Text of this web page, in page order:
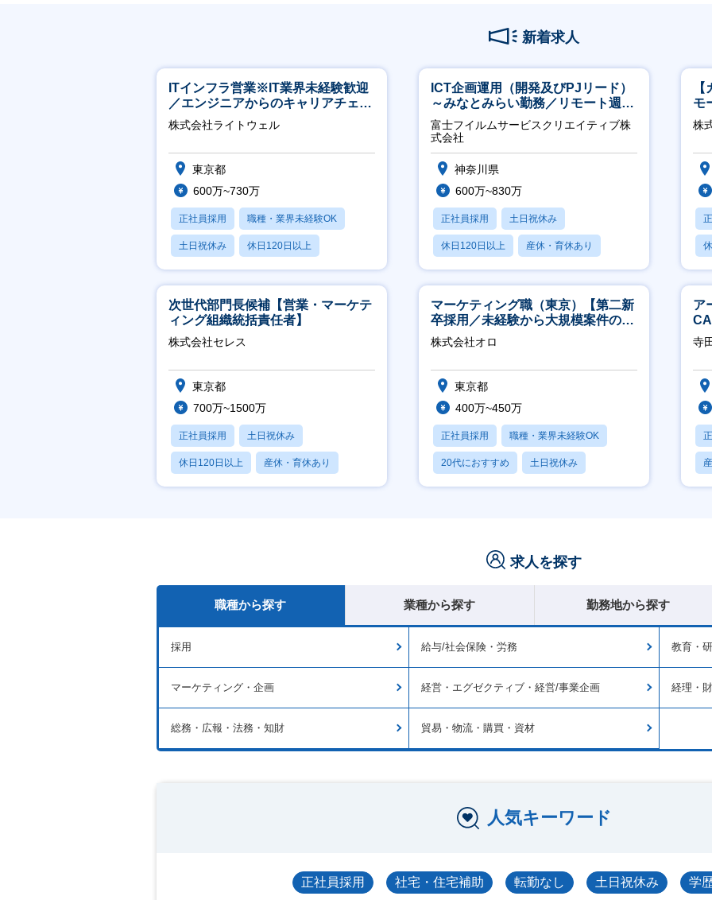
新着求人
ITインフラ営業※IT業界未経験歓迎
／エンジニアからのキャリアチェン
ジ可※【週3～4日リモート可能】
株式会社ライトウェル
東京都
600万~730万
正社員採用 職種・業界未経験OK
土日祝休み 休日120日以上
月残業20時間以内
ICT企画運用（開発及びPJリード）
～みなとみらい勤務／リモート週
2OK／業務改善～
富士フイルムサービスクリエイティブ株
式会社
神奈川県
600万~830万
正社員採用 土日祝休み
休日120日以上 産休・育休あり
月残業20時間以内
モ
万
株
次世代部門長候補【営業・マーケテ
ィング組織統括責任者】
株式会社セレス
東京都
700万~1500万
正社員採用 土日祝休み
休日120日以上 産休・育休あり
賞与あり
マーケティング職（東京）【第二新
卒採用／未経験から大規模案件のマ
ーケティングが経験できる／研修充
実】
株式会社オロ
東京都
400万~450万
正社員採用 職種・業界未経験OK
20代におすすめ 土日祝休み
休日120日以上
ア
※
寺
求人を探す
職種から探す 業種から探す 勤務地から探す
採用 給与/社会保険・労務 教育・
マーケティング・企画 経営・エグゼクティブ・経営/事業企画 経理・
総務・広報・法務・知財 貿易・物流・購買・資材
人気キーワード
正社員採用 社宅・住宅補助 転勤なし 土日祝休み 学